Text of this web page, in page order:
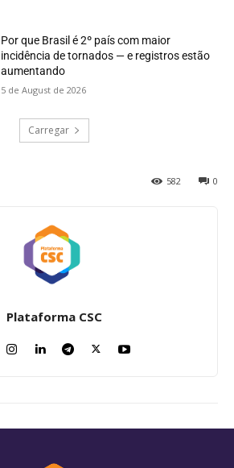
Por que Brasil é 2º país com maior
incidência de tornados — e registros estão
aumentando
5 de August de 2026
Carregar
0
582
Plataforma CSC